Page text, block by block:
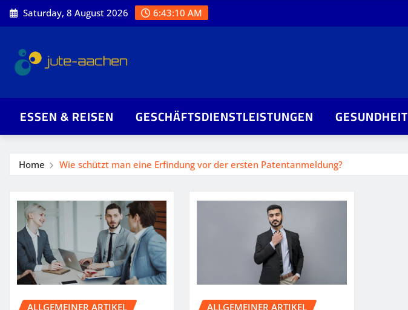
Skip
to
Saturday, 8 August 2026 6:43:11 AM
ESSEN & REISEN GESCHÄFTSDIENSTLEISTUNGEN GESUNDHEIT
Home Wie schützt man eine Erfindung vor der ersten Patentanmeldung?
ALLGEMEINER ARTIKEL ALLGEMEINER ARTIKEL